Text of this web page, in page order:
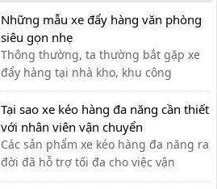
Những mẫu xe đẩy hàng văn phòng
siêu gọn nhẹ
Thông thường, ta thường bắt gặp xe
đẩy hàng tại nhà kho, khu công
nghiệp, siêu thị,… với lượng hàng hóa
cần di chuyển lớn. Tuy nhiên, xe đẩy
hàng cũng có thể được sử dụng tạo
văn phòng cho nhiều công việc khác
nhau như: chở tài liệu, chở bình n...
Tại sao xe kéo hàng đa năng cần thiết
với nhân viên vận chuyển
Các sản phẩm xe kéo hàng đa năng ra
đời đã hỗ trợ tối đa cho việc vận
chuyển thủ công của nhân viên vận